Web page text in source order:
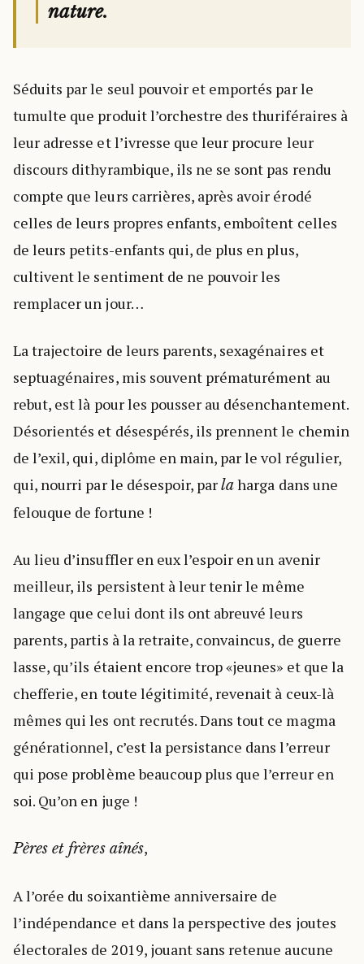
nature.
Séduits par le seul pouvoir et emportés par le
tumulte que produit l’orchestre des thuriféraires à
leur adresse et l’ivresse que leur procure leur
discours dithyrambique, ils ne se sont pas rendu
compte que leurs carrières, après avoir érodé
celles de leurs propres enfants, emboîtent celles
de leurs petits-enfants qui, de plus en plus,
cultivent le sentiment de ne pouvoir les
remplacer un jour…
La trajectoire de leurs parents, sexagénaires et
septuagénaires, mis souvent prématurément au
rebut, est là pour les pousser au désenchantement.
Désorientés et désespérés, ils prennent le chemin
de l’exil, qui, diplôme en main, par le vol régulier,
qui, nourri par le désespoir, parlaharga dans une
felouque de fortune !
Au lieu d’insuffler en eux l’espoir en un avenir
meilleur, ils persistent à leur tenir le même
langage que celui dont ils ont abreuvé leurs
parents, partis à la retraite, convaincus, de guerre
lasse, qu’ils étaient encore trop «jeunes» et que la
chefferie, en toute légitimité, revenait à ceux-là
mêmes qui les ont recrutés. Dans tout ce magma
générationnel, c’est la persistance dans l’erreur
qui pose problème beaucoup plus que l’erreur en
soi. Qu’on en juge !
Pères et frères aînés,
A l’orée du soixantième anniversaire de
l’indépendance et dans la perspective des joutes
électorales de 2019, jouant sans retenue aucune